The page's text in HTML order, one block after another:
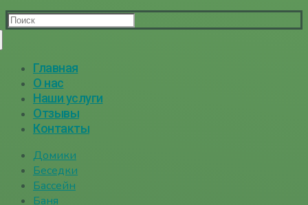
Найти:
Главная
О нас
Наши услуги
Отзывы
Контакты
Домики
Беседки
Бассейн
Баня